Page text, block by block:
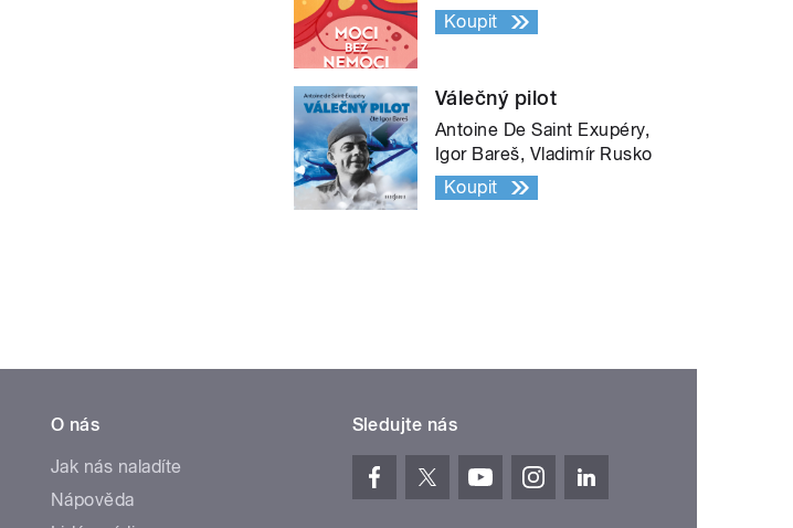
Koupit
Válečný pilot
Antoine De Saint Exupéry,
Igor Bareš, Vladimír Rusko
Koupit
O nás
Jak nás naladíte
Nápověda
Sledujte nás